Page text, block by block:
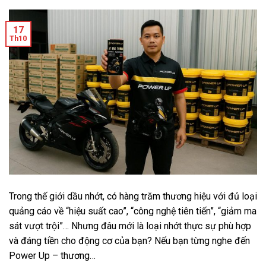
17
Th10
Trong thế giới dầu nhớt, có hàng trăm thương hiệu với đủ loại
quảng cáo về “hiệu suất cao”, “công nghệ tiên tiến”, “giảm ma
sát vượt trội”… Nhưng đâu mới là loại nhớt thực sự phù hợp
và đáng tiền cho động cơ của bạn? Nếu bạn từng nghe đến
Power Up – thương…